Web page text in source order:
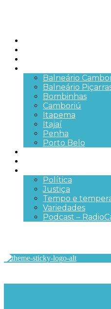
Balneário
Balneário
Bombinhas
Camboriú
Itapema
Itajaí
Penha
Porto Belo
Política
Justiça
Tempo e
Variedades
Podcast –